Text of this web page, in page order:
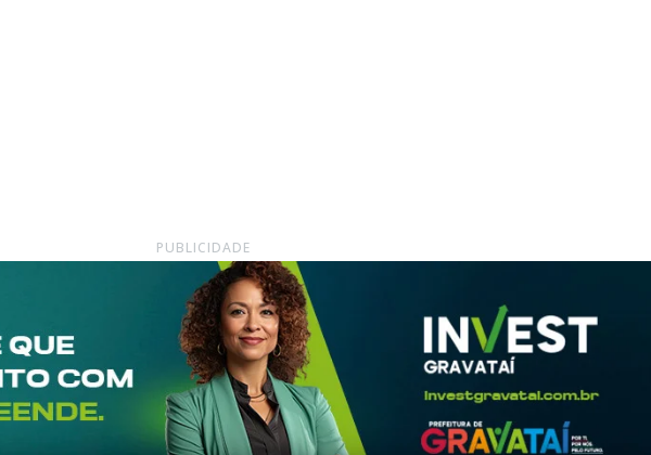
PUBLICIDADE